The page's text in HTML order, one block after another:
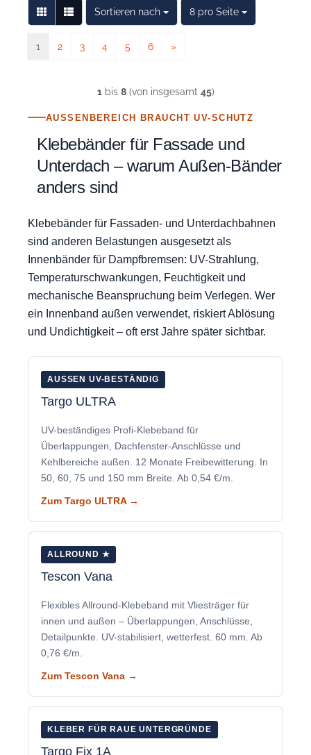
Sortieren nach
Sortieren nach 8 pro Seite
pro Seite
1 2 3 4 5 6 »
1bis 8(von insgesamt 45)
AUSSENBEREICH BRAUCHT UV-SCHUTZ
Klebebänder für Fassade und
Unterdach – warum Außen-Bänder
anders sind
Klebebänder für Fassaden- und Unterdachbahnen
sind anderen Belastungen ausgesetzt als
Innenbänder für Dampfbremsen: UV-Strahlung,
Temperaturschwankungen, Feuchtigkeit und
mechanische Beanspruchung beim Verlegen. Wer
ein Innenband außen verwendet, riskiert Ablösung
und Undichtigkeit – oft erst Jahre später sichtbar.
AUSSEN UV-BESTÄNDIG
Targo ULTRA
UV-beständiges Profi-Klebeband für
Überlappungen, Dachfenster-Anschlüsse und
Kehlbereiche außen. 12 Monate Freibewitterung. In
50, 60, 75 und 150 mm Breite. Ab 0,54 €/m.
Zum Targo ULTRA →
ALLROUND ★
Tescon Vana
Flexibles Allround-Klebeband mit Vliesträger für
innen und außen – Überlappungen, Anschlüsse,
Detailpunkte. UV-stabilisiert, wetterfest. 60 mm. Ab
0,76 €/m.
Zum Tescon Vana →
KLEBER FÜR RAUE UNTERGRÜNDE
Targo Fix 1A